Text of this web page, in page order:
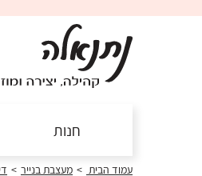
חנות
עמוד הבית > מעצבת בנייר >